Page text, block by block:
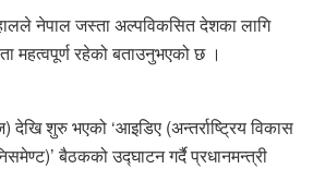
नेपाल जस्ता अल्पविकसित देशका लागि
महत्वपूर्ण रहेको बताउनुभएको छ ।
शुरु भएको ‘आइडिए (अन्तर्राष्ट्रिय विकास
बैठकको उद्घाटन गर्दै प्रधानमन्त्री